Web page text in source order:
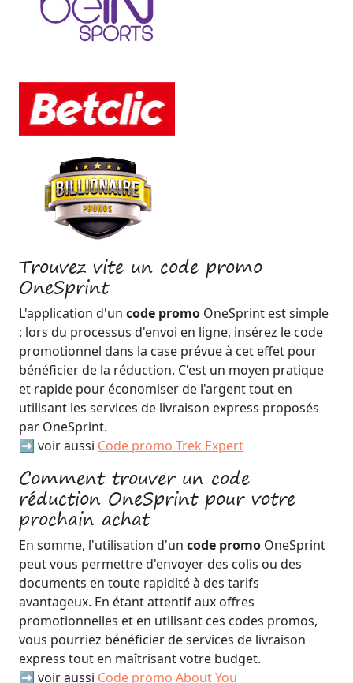
Trouvez vite un code promo
OneSprint
L'application d'un code promo OneSprint est simple
: lors du processus d'envoi en ligne, insérez le code
promotionnel dans la case prévue à cet effet pour
bénéficier de la réduction. C'est un moyen pratique
et rapide pour économiser de l'argent tout en
utilisant les services de livraison express proposés
par OneSprint.
➡️ voir aussi Code promo Trek Expert
Comment trouver un code
réduction OneSprint pour votre
prochain achat
En somme, l'utilisation d'un code promo OneSprint
peut vous permettre d'envoyer des colis ou des
documents en toute rapidité à des tarifs
avantageux. En étant attentif aux offres
promotionnelles et en utilisant ces codes promos,
vous pourriez bénéficier de services de livraison
express tout en maîtrisant votre budget.
➡️ voir aussi Code promo About You